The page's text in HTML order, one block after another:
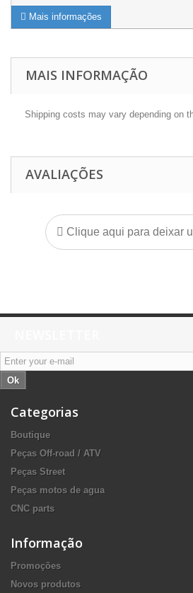
Mais informações
MAIS INFORMAÇÃO
Shipping costs may vary depending on
AVALIAÇÕES
Clique aqui para deixar
Ok
Categorias
Boutique
Peças Off-road / ATV
Peças Street
Peças motos de agua
CNC parts
Informação
Promoções
Novos produtos